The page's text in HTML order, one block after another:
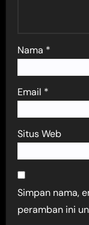
Nama *
Email *
Situs Web
Simpan nama,
peramban ini